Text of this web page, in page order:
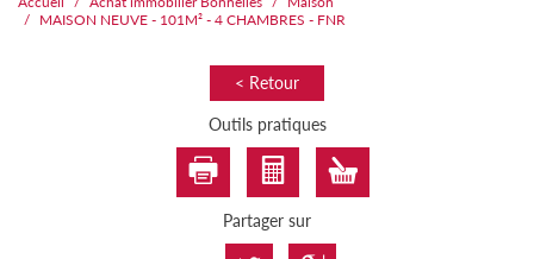
MAISON NEUVE - 101M² - 4 CHAMBRES - FNR
< Retour
Outils pratiques
Partager sur